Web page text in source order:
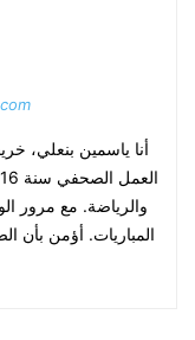
أنا ياسمين بنعلي،
والرياضة. مع مرور
المباريات. أؤمن بأن